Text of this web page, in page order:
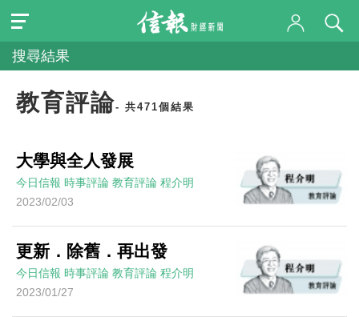
搜尋結果
教育評論- 共471個結果
大學與全人發展
今日信報 時事評論 教育評論 程介明
2023/02/03
更新．除舊．再出發
今日信報 時事評論 教育評論 程介明
2023/01/27